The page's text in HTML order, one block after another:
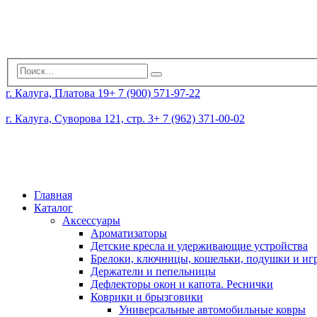
г. Калуга, Платова 19+ 7 (900) 571-97-22
г. Калуга, Суворова 121, стр. 3+ 7 (962) 371-00-02
Главная
Каталог
Аксессуары
Ароматизаторы
Детские кресла и удерживающие устройства
Брелоки, ключницы, кошельки, подушки и
Держатели и пепельницы
Дефлекторы окон и капота. Реснички
Коврики и брызговики
Универсальные автомобильные ковры